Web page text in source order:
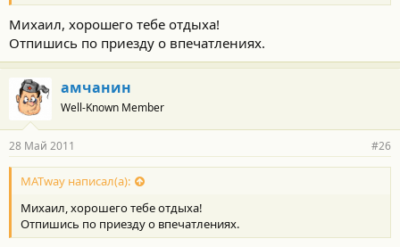
Михаил, хорошего тебе отдыха!
Отпишись по приезду о впечатлениях.
амчанин
Well-Known Member
28 Май 2011 #26
MATway написал(а):
Михаил, хорошего тебе отдыха!
Отпишись по приезду о впечатлениях.